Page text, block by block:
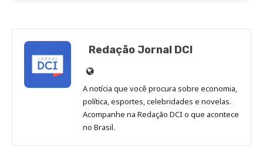
Redação Jornal DCI
Site
de
Redação
Jornal
DCI
A notícia que você procura sobre economia,
política, esportes, celebridades e novelas.
Acompanhe na Redação DCI o que acontece
no Brasil.